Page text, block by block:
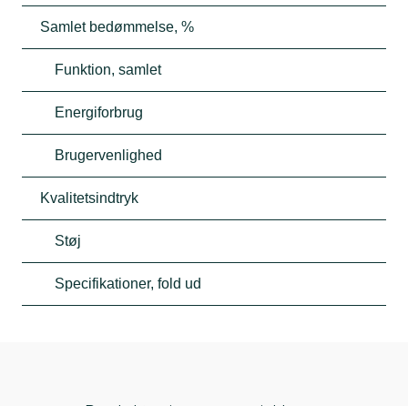
Samlet bedømmelse, %
Funktion, samlet
Energiforbrug
Brugervenlighed
Kvalitetsindtryk
Støj
Specifikationer, fold ud